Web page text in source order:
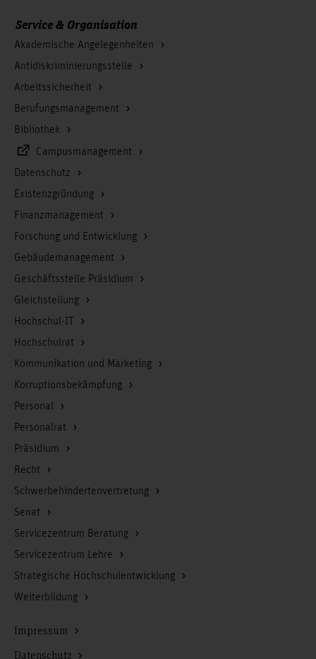
Service & Organisation
Akademische Angelegenheiten
Antidiskriminierungsstelle
Arbeitssicherheit
Berufungsmanagement
Bibliothek
Campusmanagement
Datenschutz
Existenzgründung
Finanzmanagement
Forschung und Entwicklung
Gebäudemanagement
Geschäftsstelle Präsidium
Gleichstellung
Hochschul-IT
Hochschulrat
Kommunikation und Marketing
Korruptionsbekämpfung
Personal
Personalrat
Präsidium
Recht
Schwerbehindertenvertretung
Senat
Servicezentrum Beratung
Servicezentrum Lehre
Strategische Hochschulentwicklung
Weiterbildung
Impressum
Datenschutz